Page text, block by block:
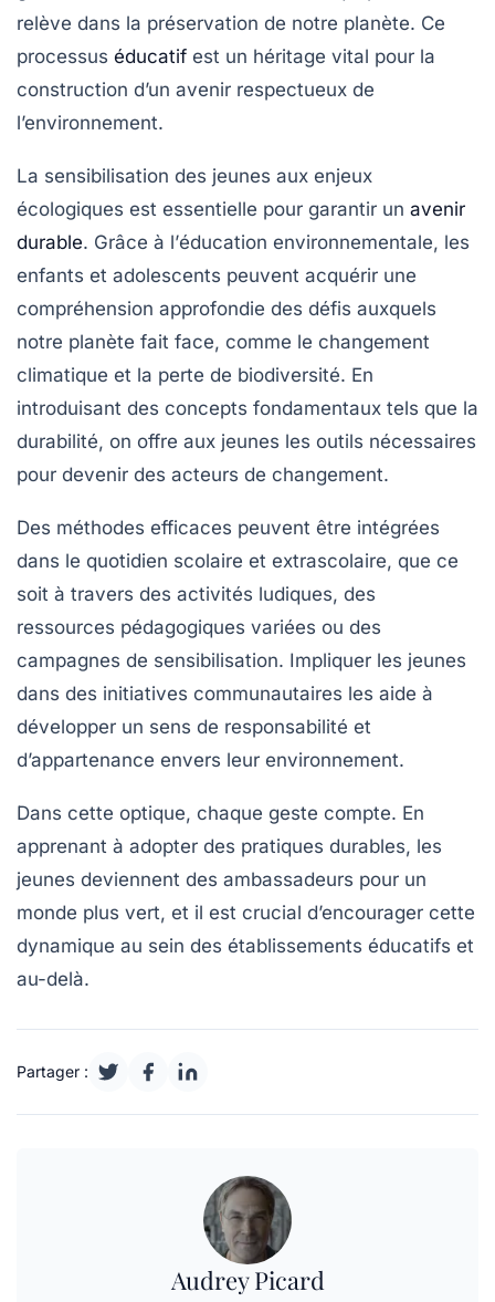
relève dans la préservation de notre planète. Ce
processus éducatif est un héritage vital pour la
construction d’un avenir respectueux de
l’environnement.
La sensibilisation des jeunes aux enjeux
écologiques est essentielle pour garantir un avenir
durable. Grâce à l’éducation environnementale, les
enfants et adolescents peuvent acquérir une
compréhension approfondie des défis auxquels
notre planète fait face, comme le changement
climatique et la perte de biodiversité. En
introduisant des concepts fondamentaux tels que la
durabilité, on offre aux jeunes les outils nécessaires
pour devenir des acteurs de changement.
Des méthodes efficaces peuvent être intégrées
dans le quotidien scolaire et extrascolaire, que ce
soit à travers des activités ludiques, des
ressources pédagogiques variées ou des
campagnes de sensibilisation. Impliquer les jeunes
dans des initiatives communautaires les aide à
développer un sens de responsabilité et
d’appartenance envers leur environnement.
Dans cette optique, chaque geste compte. En
apprenant à adopter des pratiques durables, les
jeunes deviennent des ambassadeurs pour un
monde plus vert, et il est crucial d’encourager cette
dynamique au sein des établissements éducatifs et
au-delà.
Partager :
Audrey Picard